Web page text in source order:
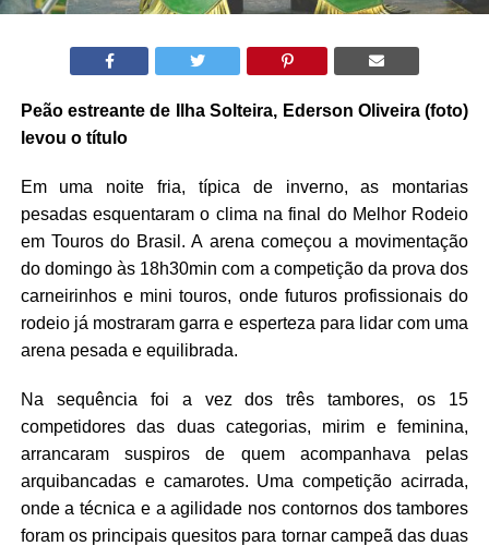
Peão estreante de Ilha Solteira, Ederson Oliveira (foto)
levou o título
Em uma noite fria, típica de inverno, as montarias
pesadas esquentaram o clima na final do Melhor Rodeio
em Touros do Brasil. A arena começou a movimentação
do domingo às 18h30min com a competição da prova dos
carneirinhos e mini touros, onde futuros profissionais do
rodeio já mostraram garra e esperteza para lidar com uma
arena pesada e equilibrada.
Na sequência foi a vez dos três tambores, os 15
competidores das duas categorias, mirim e feminina,
arrancaram suspiros de quem acompanhava pelas
arquibancadas e camarotes. Uma competição acirrada,
onde a técnica e a agilidade nos contornos dos tambores
foram os principais quesitos para tornar campeã das duas